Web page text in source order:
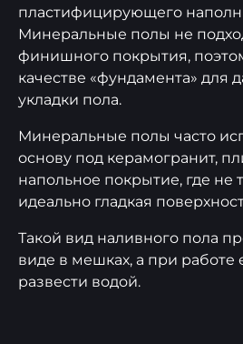
пластифицирующего
Минеральные полы не
финишного покрытия,
качестве «фундамента» для
укладки пола.
Минеральные полы часто
основу под керамогранит,
напольное покрытие, где не
идеально гладкая
Такой вид наливного пола
виде в мешках, а при работе
развести водой.